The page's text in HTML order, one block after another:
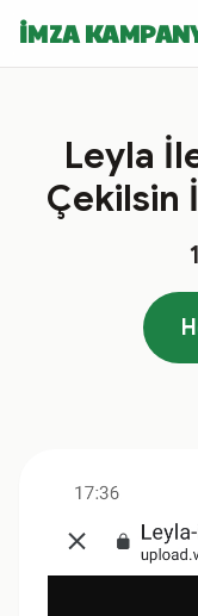
İMZA
Leyla
Çekilsin
1